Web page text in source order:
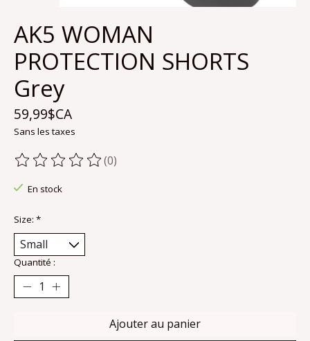
AK5 WOMAN
PROTECTION SHORTS
Grey
59,99$CA
Sans les taxes
Ce produit est évalué à
(0)
En stock
Size: *
Quantité :
Ajouter au panier